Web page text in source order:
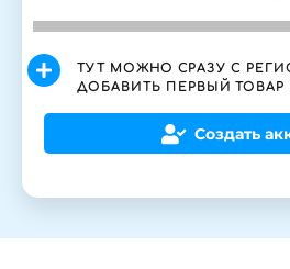
ТУТ МОЖНО СРАЗУ С
ДОБАВИТЬ ПЕРВЫЙ ТОВАР
Создать